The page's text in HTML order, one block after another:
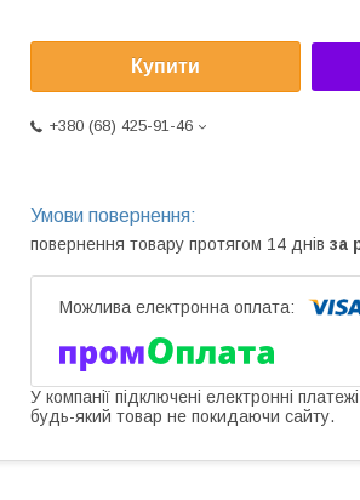
Купити
+380 (68) 425-91-46
повернення товару протягом 14 днів за
У компанії підключені електронні
будь-який товар не покидаючи сайту.